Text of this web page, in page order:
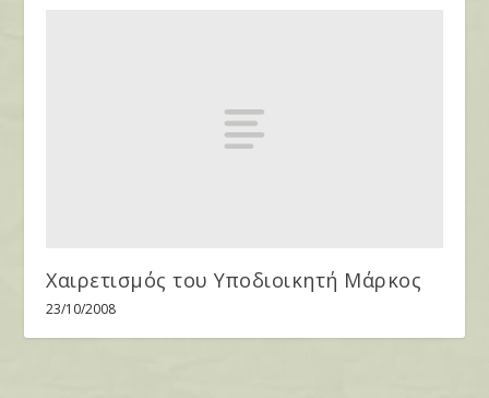
Χαιρετισμός του Υποδιοικητή Μάρκος
23/10/2008